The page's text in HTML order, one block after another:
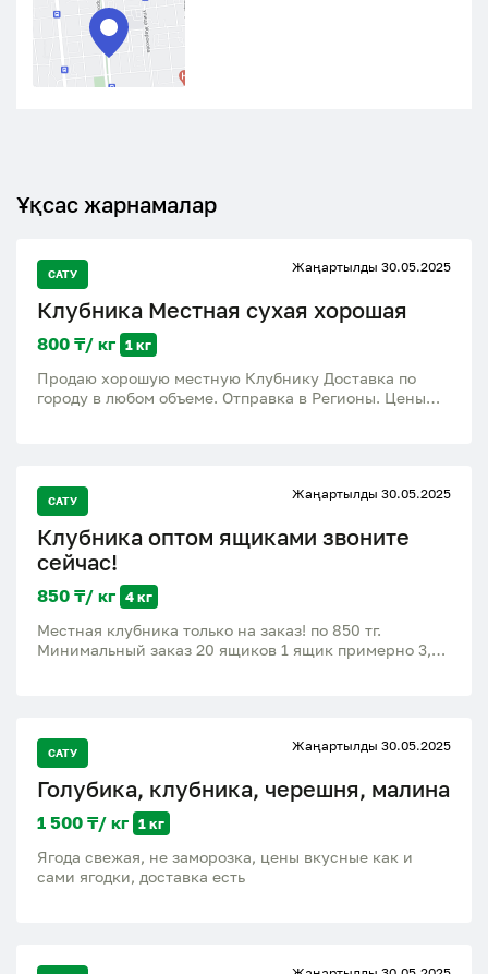
Ұқсас жарнамалар
САТУ Жаңартылды 30.05.2025
Клубника Местная сухая хорошая
800 ₸/ кг 1 кг
Продаю хорошую местную Клубнику Доставка по
городу в любом объеме. Отправка в Регионы. Цены
САТУ Жаңартылды 30.05.2025
Клубника оптом ящиками звоните
сейчас!
850 ₸/ кг 4 кг
Местная клубника только на заказ! по 850 тг.
Минимальный заказ 20 ящиков 1 ящик примерно 3,7-
САТУ Жаңартылды 30.05.2025
Голубика, клубника, черешня, малина
1 500 ₸/ кг 1 кг
Ягода свежая, не заморозка, цены вкусные как и
сами ягодки, доставка есть